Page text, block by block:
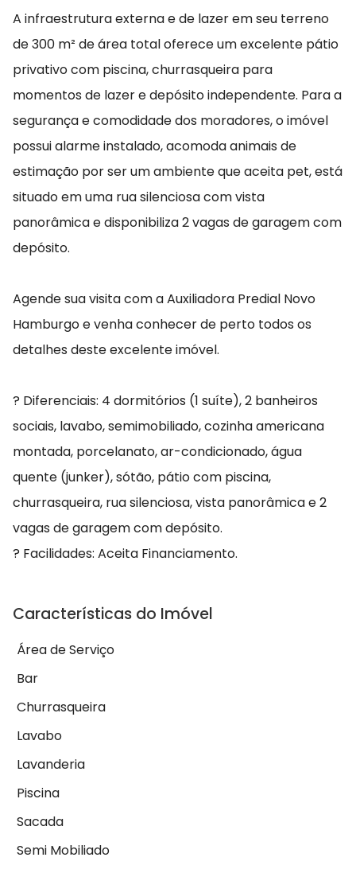
A infraestrutura externa e de lazer em seu terreno
de 300 m² de área total oferece um excelente pátio
privativo com piscina, churrasqueira para
momentos de lazer e depósito independente. Para a
segurança e comodidade dos moradores, o imóvel
possui alarme instalado, acomoda animais de
estimação por ser um ambiente que aceita pet, está
situado em uma rua silenciosa com vista
panorâmica e disponibiliza 2 vagas de garagem com
depósito.
Agende sua visita com a Auxiliadora Predial Novo
Hamburgo e venha conhecer de perto todos os
detalhes deste excelente imóvel.
? Diferenciais: 4 dormitórios (1 suíte), 2 banheiros
sociais, lavabo, semimobiliado, cozinha americana
montada, porcelanato, ar-condicionado, água
quente (junker), sótão, pátio com piscina,
churrasqueira, rua silenciosa, vista panorâmica e 2
vagas de garagem com depósito.
? Facilidades: Aceita Financiamento.
Características do Imóvel
Área de Serviço
Bar
Churrasqueira
Lavabo
Lavanderia
Piscina
Sacada
Semi Mobiliado